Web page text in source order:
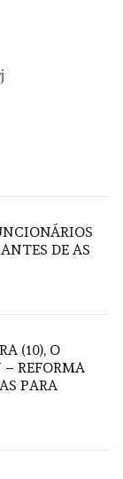
DE AS
(10), O
REFORMA
PARA